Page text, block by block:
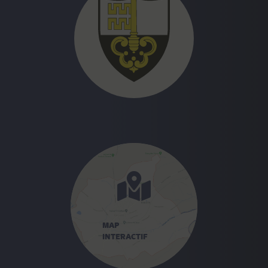
MAP
INTERACTIF
En effet, la Loi sur les impôts communaux (LICo)
art. 13 al.3 stipule :Cette contribution est
le propriétaireou par l’usufruitier
inscrit au
registre foncier le 1erjanvier de la période
. Elle est calculée sur la valeur fiscale fixée
au 31 décembre de l’année civile précédant la
période fiscale.
nouveau propriétaire.
************************************************
**************************